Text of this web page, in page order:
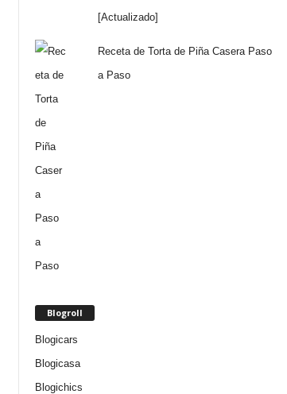
[Actualizado]
Receta de Torta de Piña Casera Paso
a Paso
Blogroll
Blogicars
Blogicasa
Blogichics